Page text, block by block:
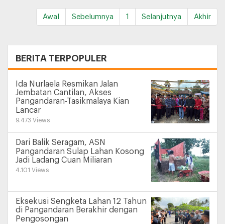
Awal Sebelumnya 1 Selanjutnya Akhir
BERITA TERPOPULER
Ida Nurlaela Resmikan Jalan
Jembatan Cantilan, Akses
Pangandaran-Tasikmalaya Kian
Lancar
9.473 Views
Dari Balik Seragam, ASN
Pangandaran Sulap Lahan Kosong
Jadi Ladang Cuan Miliaran
4.101 Views
Eksekusi Sengketa Lahan 12 Tahun
di Pangandaran Berakhir dengan
Pengosongan